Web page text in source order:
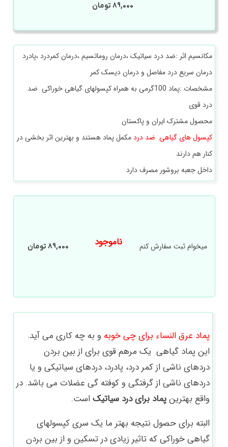
89,000 تومان
مکانسیم اثر :ضد درد سیاتیک ،درمان روماتسیم ،درمان کمردرد ،پادرد
درمان سریع درد مفاصل و درمان دیسک کمر
مشخصات :پماد 100گرمی به همراه کپسولهای گیاهی خوراکی ضد
درد قوی
محصول مشترک ایران و پاکستان
کپسول های گیاهی ضد دردمکمل پماد هستند و بهترین اثر بخشی در
کنار هم دارند
داخل جعبه بروشور مصرف دارد
میخوام ثبت سفارش کنم ناموجود 89,000 تومان
پماد عرق النساء برای چی خوبه و به چه کاری می آید.
این پماد گیاهی یک مرهم قوی برای از بین بردن
دردهای ناشی از کمر درد، پادرد، دردهای سیاتیکی و یا
دردهای ناشی از گرفتگی و کوفته گی عضلات می باشد. در
واقع بهترینپماد برای درد سیاتیکاست.
البته برای حصول نتیجه بهتر ما یک سری کپسولهای
گیاهی خوراکی که تاثیر زیادی در تسکین و از بین بردن